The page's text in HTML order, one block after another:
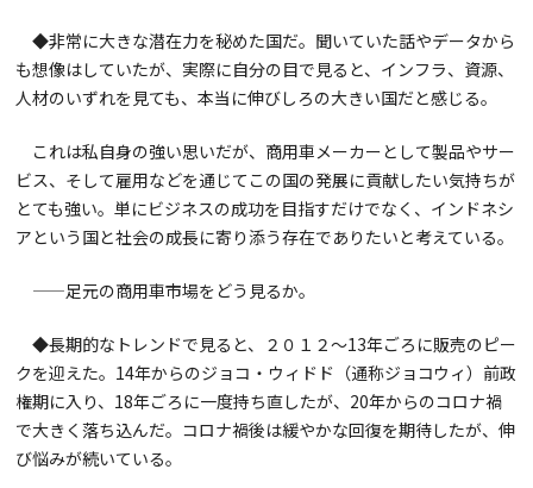
◆非常に大きな潜在力を秘めた国だ。聞いていた話やデータから
も想像はしていたが、実際に自分の目で見ると、インフラ、資源、
人材のいずれを見ても、本当に伸びしろの大きい国だと感じる。
これは私自身の強い思いだが、商用車メーカーとして製品やサー
ビス、そして雇用などを通じてこの国の発展に貢献したい気持ちが
とても強い。単にビジネスの成功を目指すだけでなく、インドネシ
アという国と社会の成長に寄り添う存在でありたいと考えている。
——足元の商用車市場をどう見るか。
◆長期的なトレンドで見ると、２０１２～13年ごろに販売のピー
クを迎えた。14年からのジョコ・ウィドド（通称ジョコウィ）前政
権期に入り、18年ごろに一度持ち直したが、20年からのコロナ禍
で大きく落ち込んだ。コロナ禍後は緩やかな回復を期待したが、伸
び悩みが続いている。